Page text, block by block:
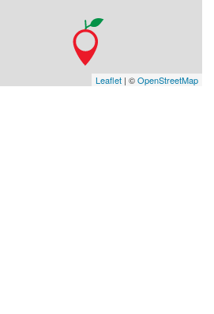
Leaflet | ©OpenStreetMap